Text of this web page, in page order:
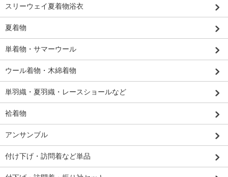
スリーウェイ夏着物浴衣
夏着物
単着物・サマーウール
ウール着物・木綿着物
単羽織・夏羽織・レースショールなど
袷着物
アンサンブル
付け下げ・訪問着など単品